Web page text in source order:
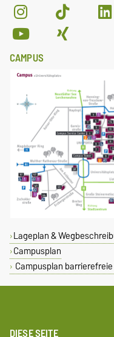
CAMPUS
Lageplan &
Campusplan
Campusplan
DIESE SEITE